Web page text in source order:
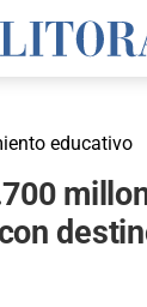
educativo